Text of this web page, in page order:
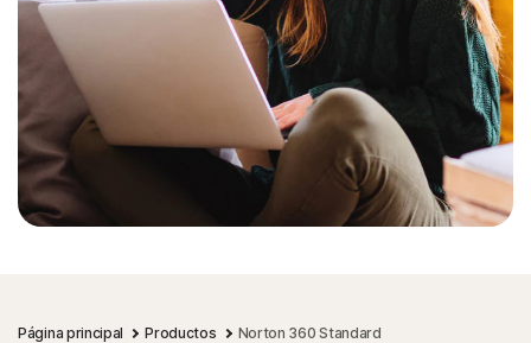
Página principal Productos Norton 360 Standard